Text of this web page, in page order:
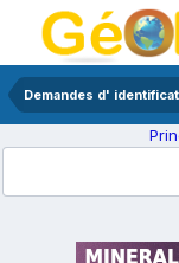
Demandes d'